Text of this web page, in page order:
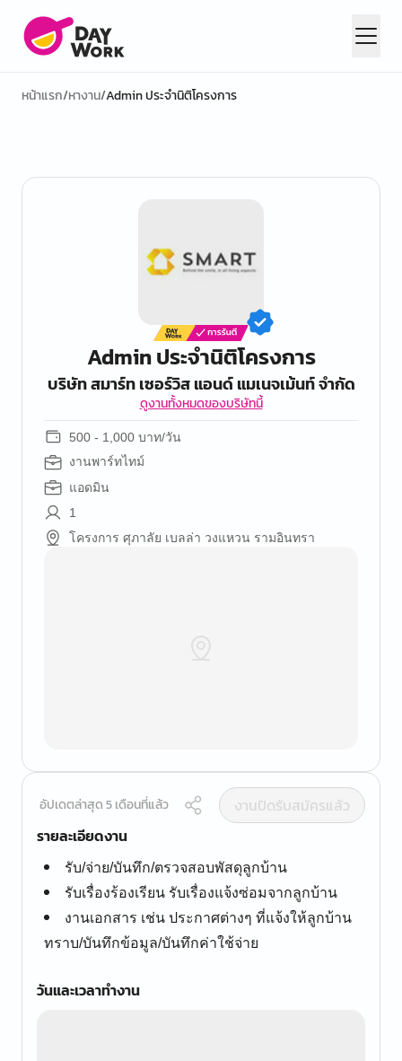
หน้าแรก/หางาน/Admin ประจำนิติโครงการ
Admin ประจำนิติโครงการ
บริษัท สมาร์ท เซอร์วิส แอนด์ แมเนจเม้นท์ จำกัด
ดูงานทั้งหมดของบริษัทนี้
500 - 1,000 บาท/วัน
งานพาร์ทไทม์
แอดมิน
1
โครงการ ศุภาลัย เบลล่า วงแหวน รามอินทรา
อัปเดตล่าสุด 5 เดือนที่แล้ว
งานปิดรับสมัครแล้ว
รายละเอียดงาน
รับ/จ่าย/บันทึก/ตรวจสอบพัสดุลูกบ้าน
รับเรื่องร้องเรียน รับเรื่องแจ้งซ่อมจากลูกบ้าน
งานเอกสาร เช่น ประกาศต่างๆ ที่แจ้งให้ลูกบ้าน
ทราบ/บันทึกข้อมูล/บันทึกค่าใช้จ่าย
วันและเวลาทำงาน